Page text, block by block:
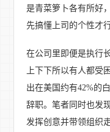
是青菜箩卜各有所好
先搞懂上司的个性才行
在公司里即便是执行
上下下所以有人都受
出在美国约有42%的
辞职。笔者同时也发
发挥创意并带领组织